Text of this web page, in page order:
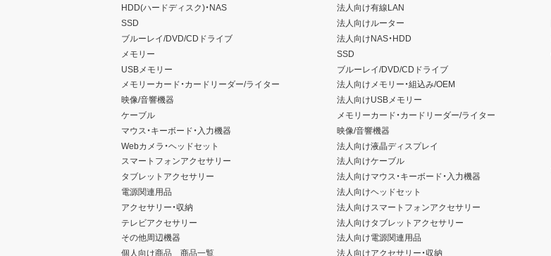
HDD(ハードディスク)・NAS
SSD
ブルーレイ/DVD/CDドライブ
メモリー
USBメモリー
メモリーカード・カードリーダー/ライター
映像/音響機器
ケーブル
マウス・キーボード・入力機器
Webカメラ・ヘッドセット
スマートフォンアクセサリー
タブレットアクセサリー
電源関連用品
アクセサリー・収納
テレビアクセサリー
その他周辺機器
個人向け商品 商品一覧
法人向け有線LAN
法人向けルーター
法人向けNAS・HDD
SSD
ブルーレイ/DVD/CDドライブ
法人向けメモリー・組込み/OEM
法人向けUSBメモリー
メモリーカード・カードリーダー/ライター
映像/音響機器
法人向け液晶ディスプレイ
法人向けケーブル
法人向けマウス・キーボード・入力機器
法人向けヘッドセット
法人向けスマートフォンアクセサリー
法人向けタブレットアクセサリー
法人向け電源関連用品
法人向けアクセサリー・収納